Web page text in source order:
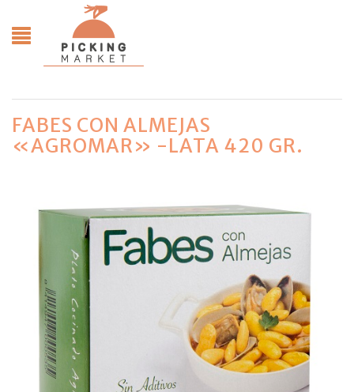
FABES CON ALMEJAS
«AGROMAR» -LATA 420 GR.